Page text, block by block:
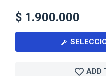
$ 1.900.000
ADD